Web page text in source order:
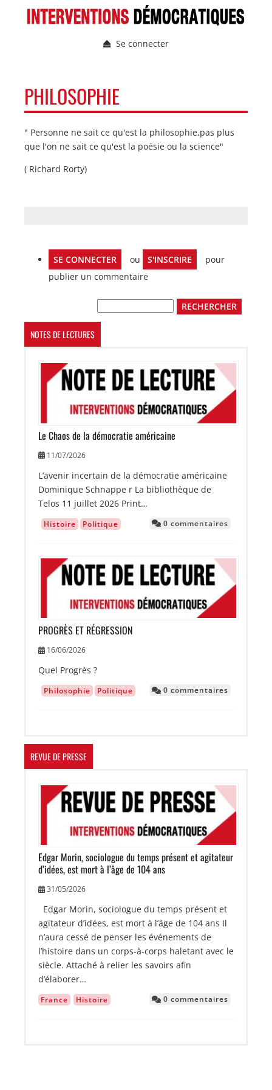
Menu
de
l'utilisateur
Se connecter
PRINCIPALE
PHILOSOPHIE
" Personne ne sait ce qu'est la philosophie,pas plus
que l'on ne sait ce qu'est la poésie ou la science"
( Richard Rorty)
SE CONNECTER ou S'INSCRIRE
pour
publier un commentaire
NOTES DE LECTURES
Image
Le Chaos de la démocratie américaine
11/07/2026
L’avenir incertain de la démocratie américaine
Dominique Schnappe r La bibliothèque de
Telos 11 juillet 2026 Print…
Histoire Politique 0 commentaires
Image
PROGRÈS ET RÉGRESSION
16/06/2026
Quel Progrès ?
Philosophie Politique 0 commentaires
REVUE DE PRESSE
Image
Edgar Morin, sociologue du temps présent et agitateur
d’idées, est mort à l’âge de 104 ans
31/05/2026
Edgar Morin, sociologue du temps présent et
agitateur d’idées, est mort à l’âge de 104 ans Il
n’aura cessé de penser les événements de
l’histoire dans un corps-à-corps haletant avec le
siècle. Attaché à relier les savoirs afin
d’élaborer…
France Histoire 0 commentaires